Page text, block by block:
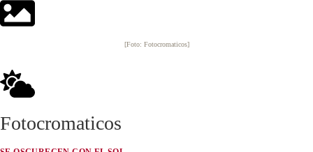
[Foto: Fotocromaticos]
Fotocromaticos